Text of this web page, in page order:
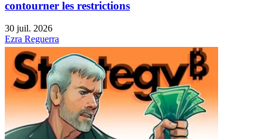
contourner les restrictions
30 juil. 2026
Ezra Reguerra